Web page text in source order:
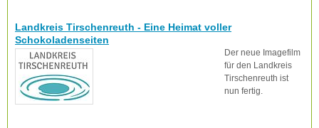
Landkreis Tirschenreuth - Eine Heimat voller
Schokoladenseiten
Der neue Imagefilm
für den Landkreis
Tirschenreuth ist
nun fertig.